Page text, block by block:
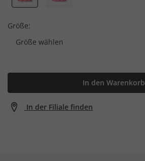
Größe:
Größe wählen
In den Warenkorb
In der Filiale finden